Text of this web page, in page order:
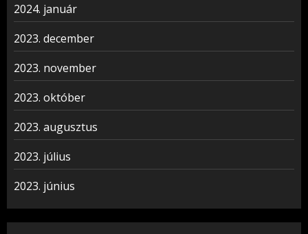
2024. január
2023. december
2023. november
2023. október
2023. augusztus
2023. július
2023. június